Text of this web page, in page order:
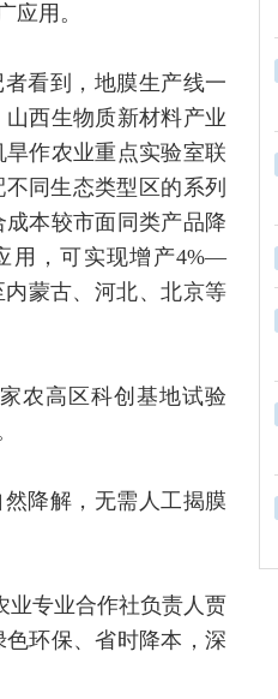
应用。
看到，地膜生产线一
西生物质新材料产业
作农业重点实验室联
同生态类型区的系列
本较市面同类产品降
用，可实现增产4%—
蒙古、河北、北京等
农高区科创基地试验
降解，无需人工揭膜
业专业合作社负责人贾
环保、省时降本，深